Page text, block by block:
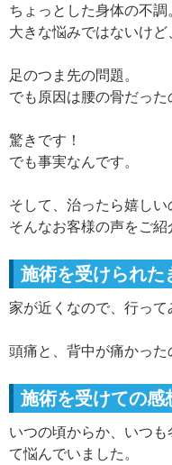
ちょっとした身体の不調
大きな悩みではないけど
足のつま先の問題。
でも原因は腰の骨だった
驚きです！
でも事実なんです。
そして、治ったら嬉しい
そんなお客様の声をご紹
施術を受けられた
家が近くなので、行って
頭痛と、背中が痛かった
施術を受けての感
いつの頃からか、いつ
て悩んでいました。